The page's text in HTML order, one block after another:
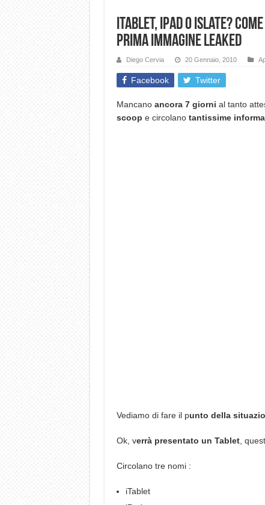
iTablet, iPad o iSlate?
prima immagine leaked
Diego Cervia 20 Gennaio, 2010
Facebook Twitter
Mancano ancora 7 giorni al tanto
scoop e circolano tantissime
Vediamo di fare il punto della
Ok, verrà presentato un Tablet,
Circolano tre nomi :
iTablet